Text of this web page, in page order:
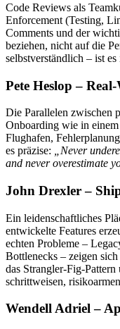
Code Reviews als
Enforcement (Testing,
Comments und der
beziehen, nicht auf die
selbstverständlich – ist
Pete Heslop –
Die Parallelen zwischen
Onboarding wie in
Flughafen,
es präzise:
„Never
and never overestimate
John Drexler –
Ein leidenschaftliches
entwickelte Features
echten Probleme –
Bottlenecks – zeigen
das Strangler-Fig-
schrittweisen,
Wendell Adriel –